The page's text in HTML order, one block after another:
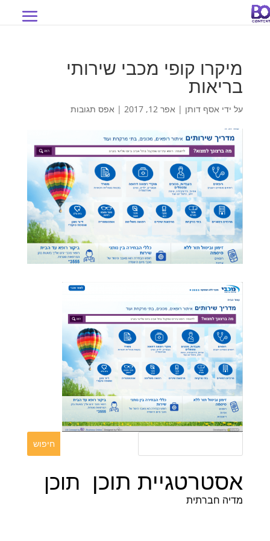
מיקרו קופי מכבי שירותי
בריאות
על ידי אסף דותן | אפר 12, 2017 | אפס תגובות
אסטרטגיית תוכן תוכן
מדיה חברתית